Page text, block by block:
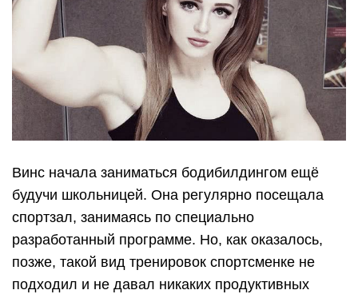
Винс начала заниматься бодибилдингом ещё
будучи школьницей. Она регулярно посещала
спортзал, занимаясь по специально
разработанный программе. Но, как оказалось,
позже, такой вид тренировок спортсменке не
подходил и не давал никаких продуктивных